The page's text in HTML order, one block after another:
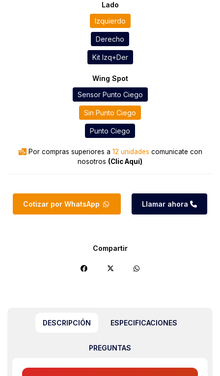
Lado
Izquierdo
Derecho
Kit Izq+Der
Wing Spot
Sensor Punto Ciego
Sin Punto Ciego
Punto Ciego
Por compras superiores a 12 unidades comunicate con
nosotros (Clic Aquí)
Cotizar por WhatsApp Llamar ahora
Compartir
DESCRIPCIÓN ESPECIFICACIONES
PREGUNTAS